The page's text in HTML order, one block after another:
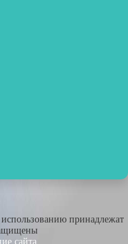
принадлежат
сайта